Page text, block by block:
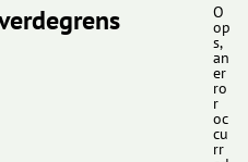
O
op
s,
an
er
ro
r
oc
cu
rr